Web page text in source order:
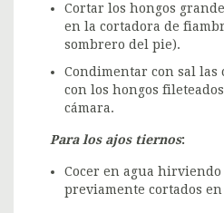
Cortar los hongos
en la cortadora de
sombrero del pie).
Condimentar con sal las
con los hongos
cámara.
Para los ajos tiernos:
Cocer en agua
previamente cortados en